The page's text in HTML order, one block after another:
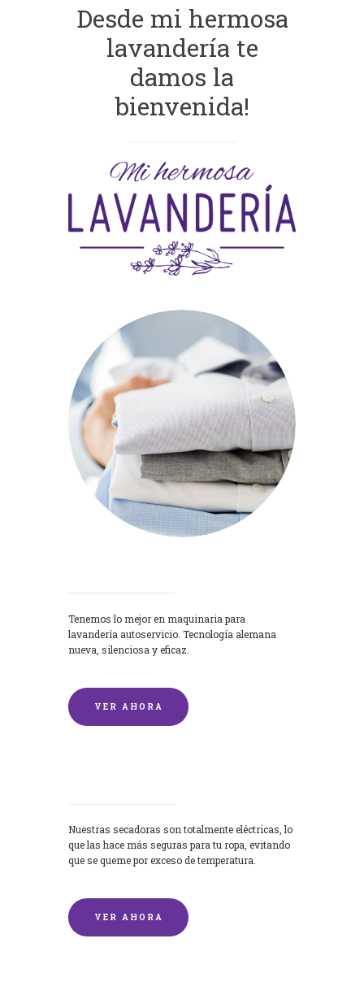
Desde mi hermosa
lavandería te
damos la
bienvenida!
Tenemos lo mejor en maquinaria para
lavandería autoservicio. Tecnología alemana
nueva, silenciosa y eficaz.
VER AHORA
Nuestras secadoras son totalmente eléctricas, lo
que las hace más seguras para tu ropa, evitando
que se queme por exceso de temperatura.
VER AHORA